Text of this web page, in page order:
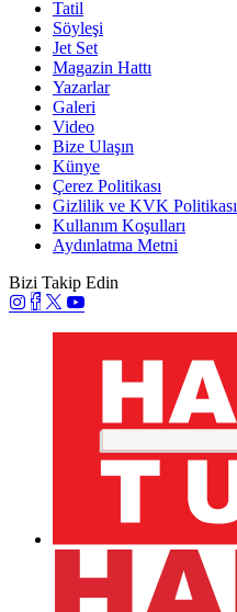
Tatil
Söyleşi
Jet Set
Magazin Hattı
Yazarlar
Galeri
Video
Bize Ulaşın
Künye
Çerez Politikası
Gizlilik ve KVK Politikası
Kullanım Koşulları
Aydınlatma Metni
Bizi Takip Edin